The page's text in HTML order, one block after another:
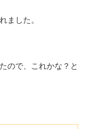
ました。
ので、これかな？と